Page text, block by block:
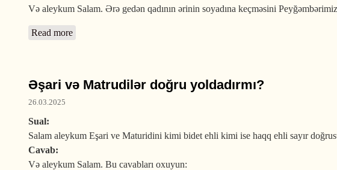
Və aleykum Salam. Ərə gedən qadının ərinin soyadına keçməsini
Read more
Əşari və Matrudilər doğru yoldadırmı?
26.03.2025
Sual:
Salam aleykum Eşari ve Maturidini kimi bidet ehli kimi ise haqq ehli sayır
Cavab:
Və aleykum Salam. Bu cavabları oxuyun: